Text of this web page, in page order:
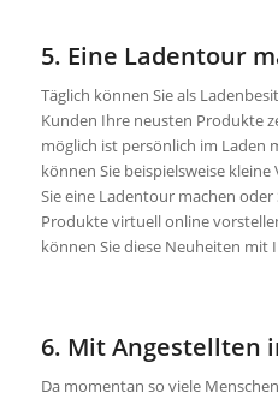
5. Eine Ladentour
Täglich können Sie als
Kunden Ihre neusten Produkte
möglich ist persönlich im Laden
können Sie beispielsweise
Sie eine Ladentour machen
Produkte virtuell online
können Sie diese Neuheiten mit
6. Mit Angestellten
Da momentan so viele